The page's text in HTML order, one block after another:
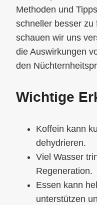
Methoden und
schneller besser zu
schauen wir uns
die Auswirkungen
den
Wichtige
Koffein kann
dehydrieren.
Viel Wasser
Regeneration.
Essen kann
unterstützen